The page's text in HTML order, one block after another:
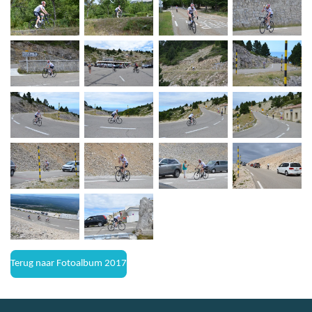
Terug naar Fotoalbum 2017